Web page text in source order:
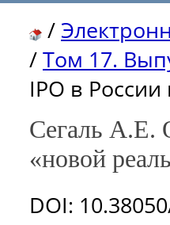
/
/Том 17.
IPO в
Сегаль А.Е.
«новой
DOI: